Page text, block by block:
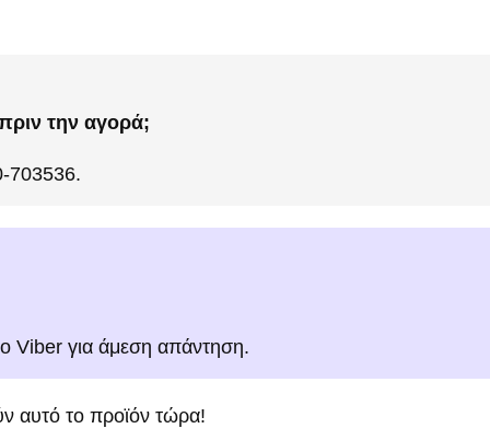
την αγορά;
703536.
Viber για άμεση απάντηση.
αυτό το προϊόν τώρα!